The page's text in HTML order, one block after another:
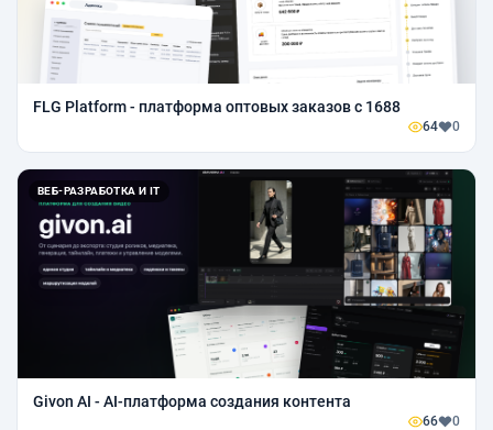
FLG Platform - платформа оптовых заказов с 1688
64 0
ВЕБ-РАЗРАБОТКА И IT
Givon AI - AI-платформа создания контента
66 0